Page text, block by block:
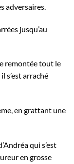
adversaires.
jusqu’au
remontée tout le
s’est arraché
en grattant une
qui s’est
en grosse